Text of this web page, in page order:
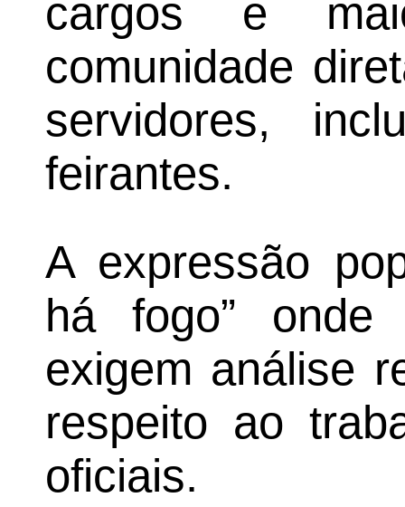
cargos e
comunidade
servidores,
feirantes.
A expressão
há fogo” onde
exigem análise
respeito ao
oficiais.